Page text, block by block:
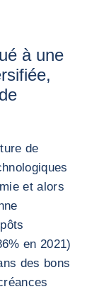
à une
de
et alors
en 2021)
des bons